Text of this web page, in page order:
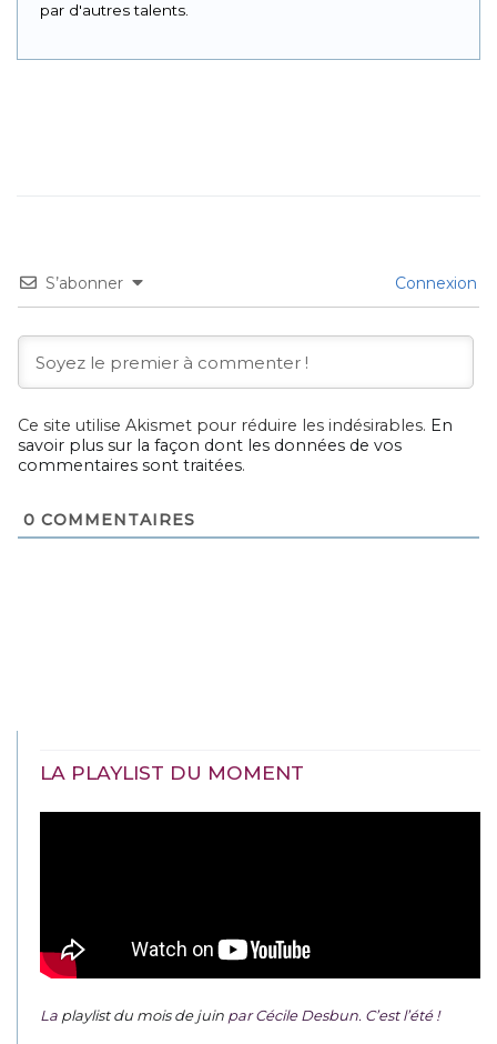
par d'autres talents.
S’abonner Connexion
Ce site utilise Akismet pour réduire les indésirables. En
savoir plus sur la façon dont les données de vos
commentaires sont traitées.
0 COMMENTAIRES
LA PLAYLIST DU MOMENT
La playlist du mois de juin par Cécile Desbun. C’est l’été !